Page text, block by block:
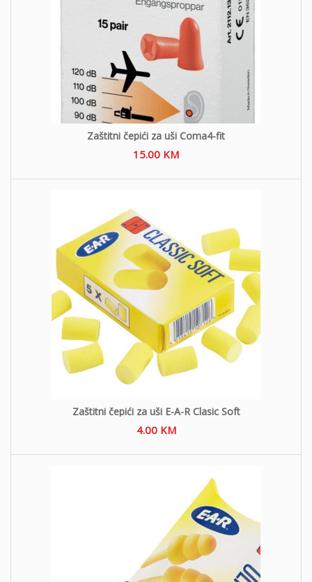
Zaštitni čepići za uši Coma4-fit
15.00 KM
Zaštitni čepići za uši E-A-R Clasic Soft
4.00 KM